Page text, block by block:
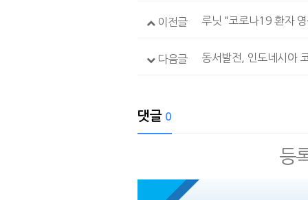
이전글 루닛 "코로나19 환자
다음글 동서발전, 인도네시아
댓글 0
등